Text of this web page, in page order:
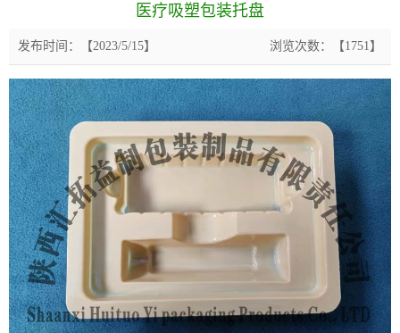
医疗吸塑包装托盘
发布时间：【2023/5/15】 浏览次数：【1751】